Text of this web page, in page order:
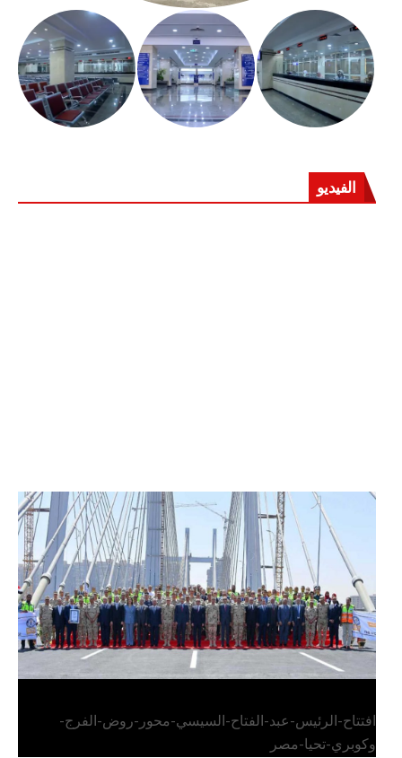
الفيديو
الرئيس عبد الفتاح السيسي يفتتح محور روض الفرج
وكوبري تحيا مصر
افتتاح-الرئيس-عبد-الفتاح-السيسي-محور-روض-الفرج-
وكوبري-تحيا-مصر